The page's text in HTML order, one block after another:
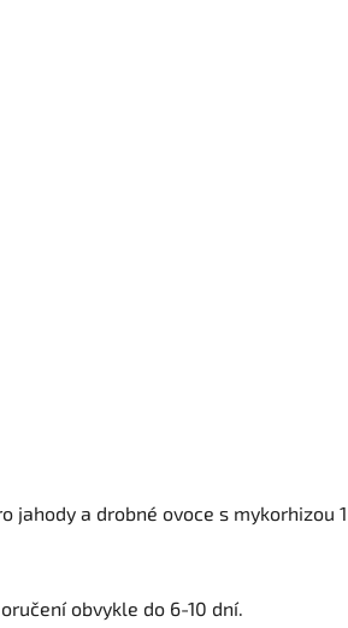
jahody a drobné ovoce s mykorhizou
obvykle do 6-10 dní.